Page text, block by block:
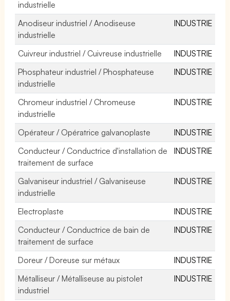
industrielle
Anodiseur industriel / Anodiseuse
industrielle
INDUSTRIE
Cuivreur industriel / Cuivreuse industrielle
INDUSTRIE
Phosphateur industriel / Phosphateuse
industrielle
INDUSTRIE
Chromeur industriel / Chromeuse
industrielle
INDUSTRIE
Opérateur / Opératrice galvanoplaste
INDUSTRIE
Conducteur / Conductrice d'installation de
traitement de surface
INDUSTRIE
Galvaniseur industriel / Galvaniseuse
industrielle
INDUSTRIE
Electroplaste
INDUSTRIE
Conducteur / Conductrice de bain de
traitement de surface
INDUSTRIE
Doreur / Doreuse sur métaux
INDUSTRIE
Métalliseur / Métalliseuse au pistolet
industriel
INDUSTRIE